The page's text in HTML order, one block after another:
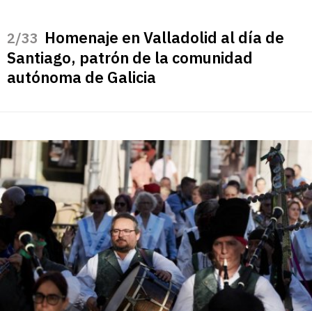
/33 Homenaje en Valladolid al día de
Santiago, patrón de la comunidad
autónoma de Galicia